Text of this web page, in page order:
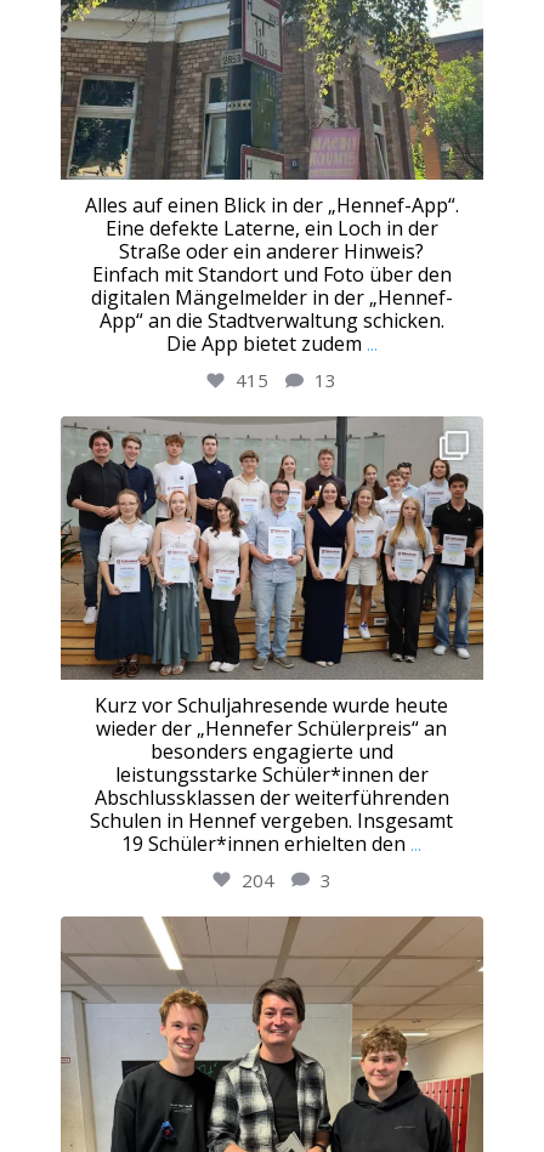
Alles auf einen Blick in der „Hennef-App“.
Eine defekte Laterne, ein Loch in der
Straße oder ein anderer Hinweis?
Einfach mit Standort und Foto über den
digitalen Mängelmelder in der „Hennef-
App“ an die Stadtverwaltung schicken.
Die App bietet zudem ...
415 13
Kurz vor Schuljahresende wurde heute
wieder der „Hennefer Schülerpreis“ an
besonders engagierte und
leistungsstarke Schüler*innen der
Abschlussklassen der weiterführenden
Schulen in Hennef vergeben. Insgesamt
19 Schüler*innen erhielten den ...
204 3